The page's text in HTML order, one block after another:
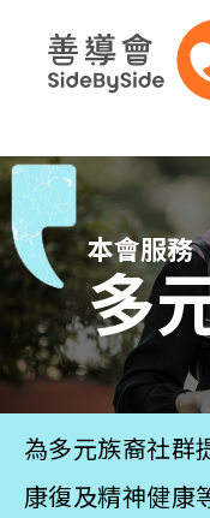
跳到內容
本會服務
多
為多元族裔社群
康復及精神健康